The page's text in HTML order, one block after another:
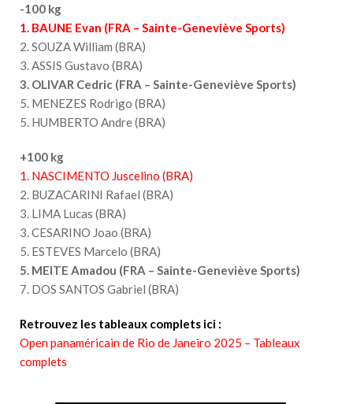
-100 kg
1. BAUNE Evan (FRA – Sainte-Geneviève Sports)
2. SOUZA William (BRA)
3. ASSIS Gustavo (BRA)
3. OLIVAR Cedric (FRA – Sainte-Geneviève Sports)
5. MENEZES Rodrigo (BRA)
5. HUMBERTO Andre (BRA)
+100 kg
1. NASCIMENTO Juscelino (BRA)
2. BUZACARINI Rafael (BRA)
3. LIMA Lucas (BRA)
3. CESARINO Joao (BRA)
5. ESTEVES Marcelo (BRA)
5. MEITE Amadou (FRA – Sainte-Geneviève Sports)
7. DOS SANTOS Gabriel (BRA)
Retrouvez les tableaux complets ici :
Open panaméricain de Rio de Janeiro 2025 – Tableaux
complets